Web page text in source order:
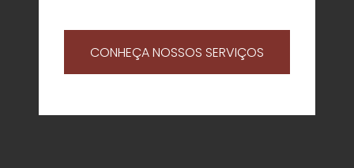
CONHEÇA NOSSOS SERVIÇOS